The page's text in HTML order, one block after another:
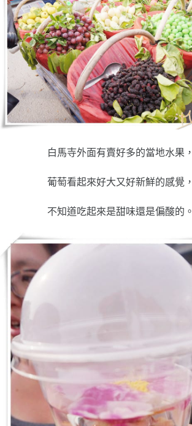
白馬寺外面有賣好多的當地水果，
葡萄看起來好大又好新鮮的感覺，
不知道吃起來是甜味還是偏酸的。